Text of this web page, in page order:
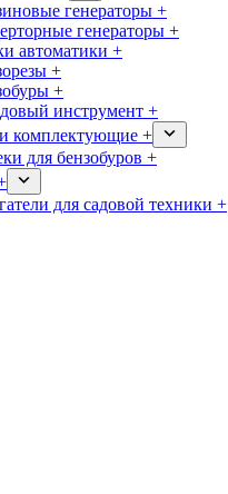
генераторы +
генераторы +
автоматики +
+
+
инструмент +
комплектующие +
для бензобуров +
для садовой техники +